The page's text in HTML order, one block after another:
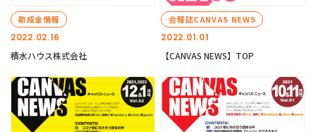
2022.02.16
助成金情報
積水ハウス株式会社
2022.01.01
会報誌CANVAS NEWS
【CANVAS NEWS】TOP